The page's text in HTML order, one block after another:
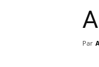
Par